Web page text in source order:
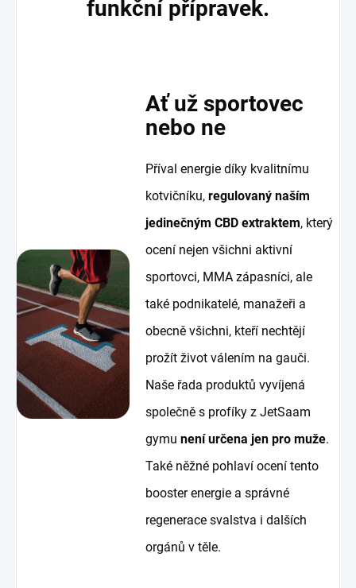
funkční přípravek.
Ať už sportovec
nebo ne
Příval energie díky kvalitnímu
kotvičníku, regulovaný naším
jedinečným CBD extraktem, který
ocení nejen všichni aktivní
sportovci, MMA zápasníci, ale
také podnikatelé, manažeři a
obecně všichni, kteří nechtějí
prožít život válením na gauči.
Naše řada produktů vyvíjená
společně s profíky z JetSaam
gymunení určena jen pro muže.
Také něžné pohlaví ocení tento
booster energie a správné
regenerace svalstva i dalších
orgánů v těle.